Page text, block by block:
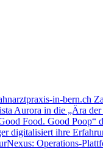
in-bern.ch
Aurora in die „Ära
Food. Good Poop“
digitalisiert ihre
Operations-